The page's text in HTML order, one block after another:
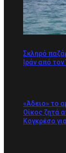
Σκληρό
Ιράν από
«Άδειο» το
Οίκος ζητά
Κογκρέσο